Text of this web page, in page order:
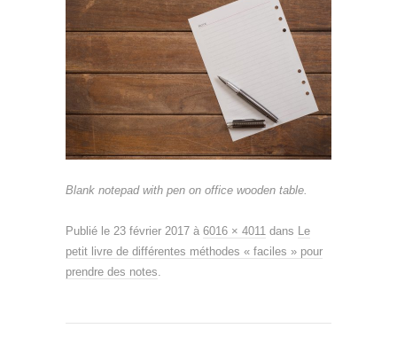
Blank notepad with pen on office wooden table.
Publié le 23 février 2017 à 6016 × 4011 dans
Le
petit livre de différentes méthodes « faciles » pour
prendre des notes